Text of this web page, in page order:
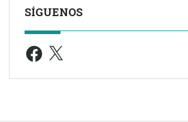
SÍGUENOS
Facebook
X